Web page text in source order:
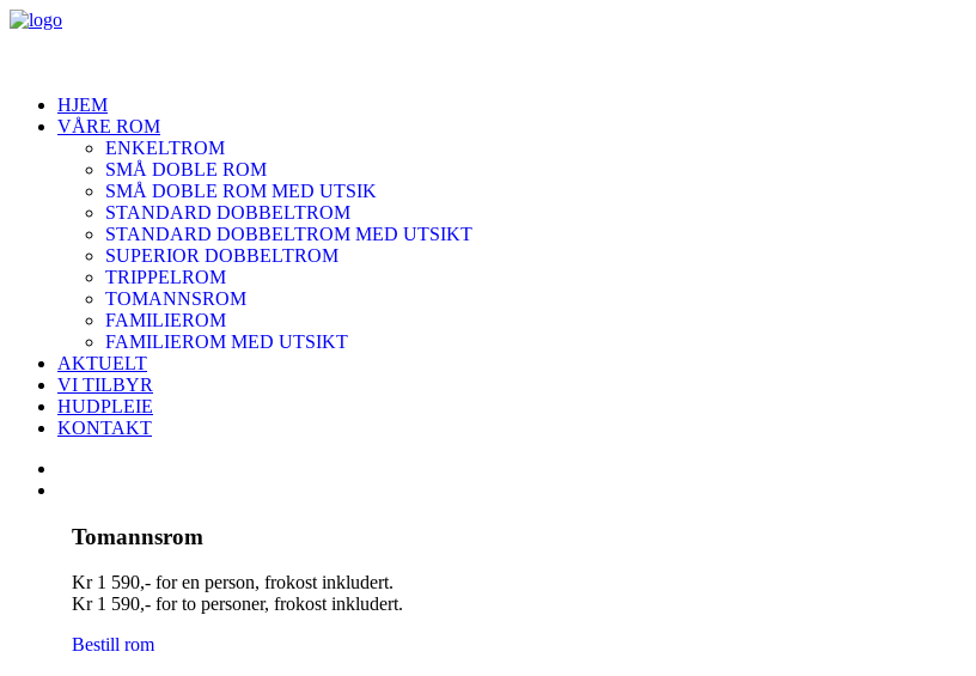
HJEM
VÅRE ROM
ENKELTROM
SMÅ DOBLE ROM
SMÅ DOBLE ROM MED UTSIK
STANDARD DOBBELTROM
STANDARD DOBBELTROM MED UTSIKT
SUPERIOR DOBBELTROM
TRIPPELROM
TOMANNSROM
FAMILIEROM
FAMILIEROM MED UTSIKT
AKTUELT
VI TILBYR
HUDPLEIE
KONTAKT
Tomannsrom
Kr 1 590,- for en person, frokost inkludert.
Kr 1 590,- for to personer, frokost inkludert.
Bestill rom